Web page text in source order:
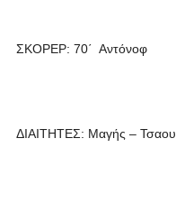
ΣΚΟΡΕΡ: 70΄ Αντόνοφ
ΔΙΑΙΤΗΤΕΣ: Μαγής –